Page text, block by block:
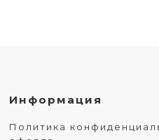
Информация
Политика